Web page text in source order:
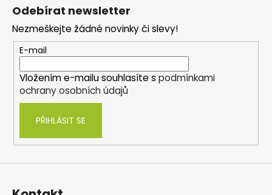
Odebírat newsletter
Nezmeškejte žádné novinky či slevy!
E-mail
Vložením e-mailu souhlasíte s podmínkami
ochrany osobních údajů
PŘIHLÁSIT SE